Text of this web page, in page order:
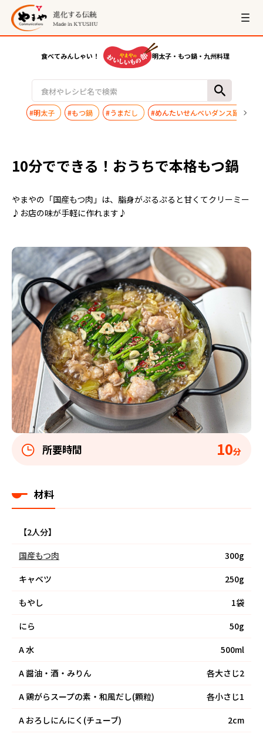
食べてみんしゃい！ 明太子・もつ鍋・九州料理
#明太子 #もつ鍋 #うまだし #めんたいせんべいダンス踊ってみ
10分でできる！おうちで本格もつ鍋
やまやの「国産もつ肉」は、脂身がぷるぷると甘くてクリーミー
♪お店の味が手軽に作れます♪
所要時間 10分
材料
【2人分】
国産もつ肉
300g
キャベツ
250g
もやし
1袋
にら
50g
A水
500ml
A醤油・酒・みりん
各大さじ2
A鶏がらスープの素・和風だし(顆粒)
各小さじ1
A おろしにんにく(チューブ)
2cm